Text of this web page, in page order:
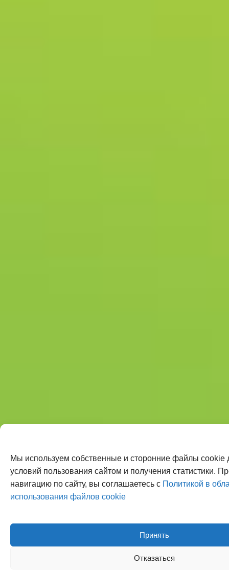
Мы используем собственные и сторонние файлы cookie
условий пользования сайтом и получения статистики.
навигацию по сайту, вы соглашаетесь с Политикой в
использования файлов cookie
Принять
Отказаться